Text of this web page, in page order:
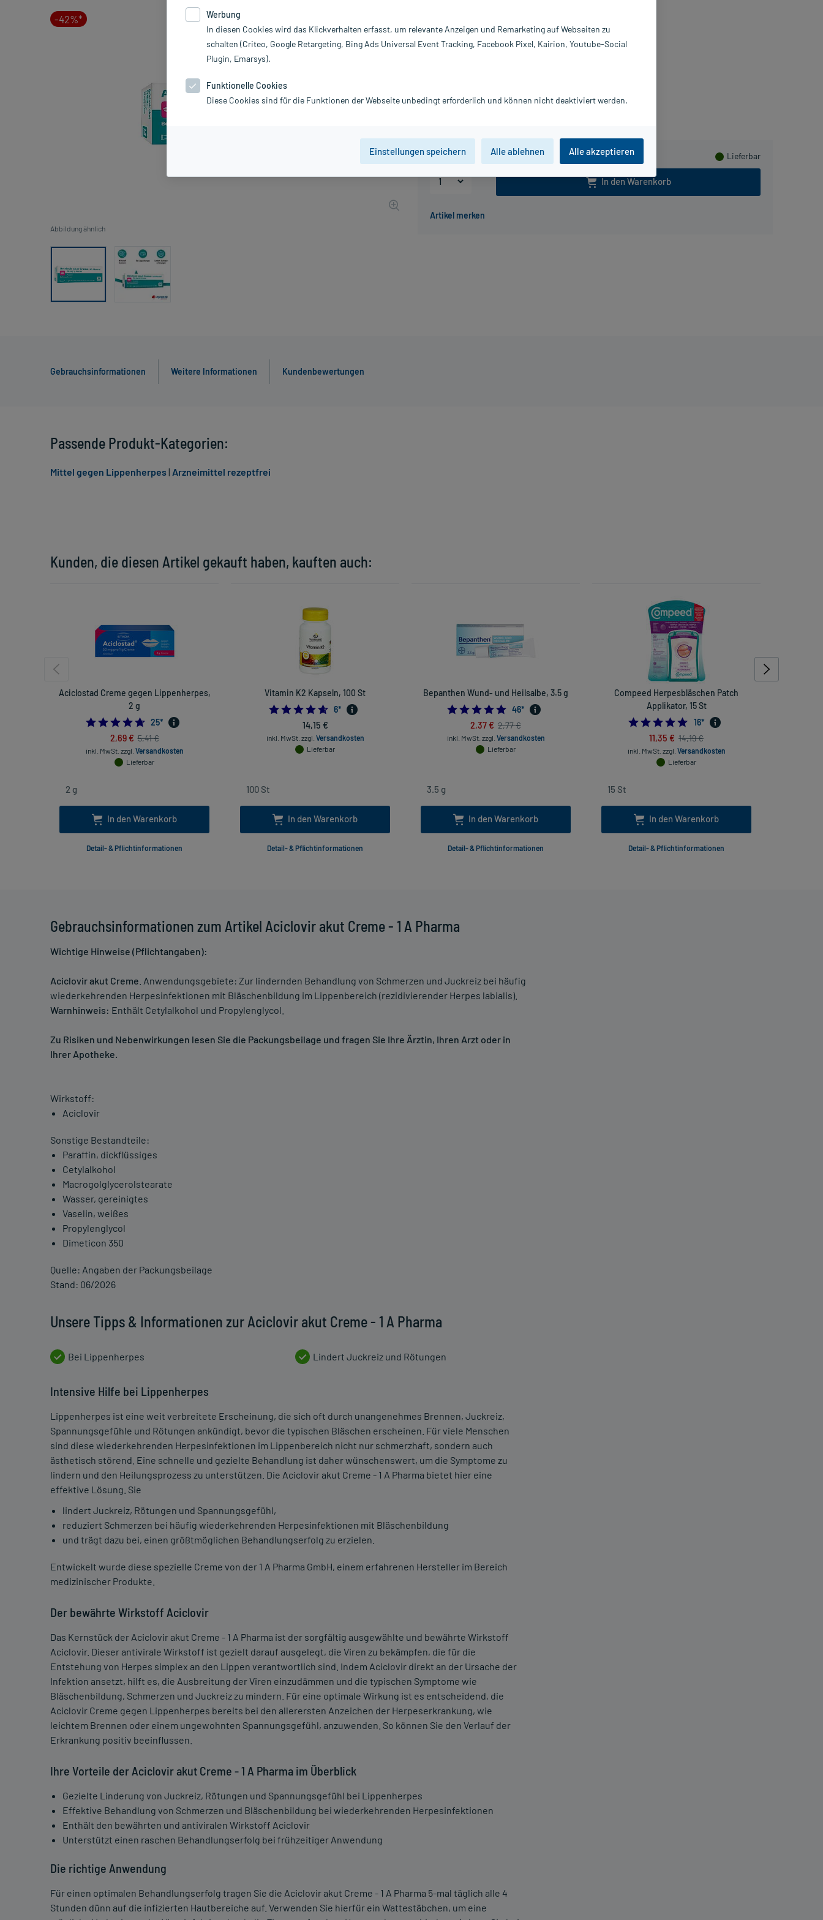
-42%*
Abbildung ähnlich
2,95 €
Lieferbar
In den Warenkorb
Inhalt:
2 g
PZN:
01664245
Gebrauchsinformationen Weitere Informationen Kundenbewertungen
Gebrauchsinformationen zum Artikel Aciclovir akut Creme - 1 A Pharma
Wichtige Hinweise (Pflichtangaben):
Aciclovir akut Creme . Anwendungsgebiete: Zur lindernden Behandlung von Schmerzen und Juckreiz bei häufig
wiederkehrenden Herpesinfektionen mit Bläschenbildung im Lippenbereich (rezidivierender Herpes labialis).
Warnhinweis: Enthält Cetylalkohol und Propylenglycol.
Zu Risiken und Nebenwirkungen lesen Sie die Packungsbeilage und fragen Sie Ihre Ärztin, Ihren Arzt oder in
Ihrer Apotheke.
Wirkstoff:
Aciclovir
Sonstige Bestandteile:
Paraffin, dickflüssiges
Cetylalkohol
Macrogolglycerolstearate
Wasser, gereinigtes
Vaselin, weißes
Propylenglycol
Dimeticon 350
Quelle: Angaben der Packungsbeilage
Stand: 06/2026
Unsere Tipps & Informationen zur Aciclovir akut Creme - 1 A Pharma
Bei Lippenherpes Lindert Juckreiz und Rötungen
Intensive Hilfe bei Lippenherpes
Lippenherpes ist eine weit verbreitete Erscheinung, die sich oft durch unangenehmes Brennen, Juckreiz,
Spannungsgefühle und Rötungen ankündigt, bevor die typischen Bläschen erscheinen. Für viele Menschen
sind diese wiederkehrenden Herpesinfektionen im Lippenbereich nicht nur schmerzhaft, sondern auch
ästhetisch störend. Eine schnelle und gezielte Behandlung ist daher wünschenswert, um die Symptome zu
lindern und den Heilungsprozess zu unterstützen. Die Aciclovir akut Creme - 1 A Pharma bietet hier eine
effektive Lösung. Sie
lindert Juckreiz, Rötungen und Spannungsgefühl,
reduziert Schmerzen bei häufig wiederkehrenden Herpesinfektionen mit Bläschenbildung
und trägt dazu bei, einen größtmöglichen Behandlungserfolg zu erzielen.
Entwickelt wurde diese spezielle Creme von der 1 A Pharma GmbH, einem erfahrenen Hersteller im Bereich
medizinischer Produkte.
Der bewährte Wirkstoff Aciclovir
Das Kernstück der Aciclovir akut Creme - 1 A Pharma ist der sorgfältig ausgewählte und bewährte Wirkstoff
Aciclovir. Dieser antivirale Wirkstoff ist gezielt darauf ausgelegt, die Viren zu bekämpfen, die für die
Entstehung von Herpes simplex an den Lippen verantwortlich sind. Indem Aciclovir direkt an der Ursache der
Infektion ansetzt, hilft es, die Ausbreitung der Viren einzudämmen und die typischen Symptome wie
Bläschenbildung, Schmerzen und Juckreiz zu mindern. Für eine optimale Wirkung ist es entscheidend, die
Aciclovir Creme gegen Lippenherpes bereits bei den allerersten Anzeichen der Herpeserkrankung, wie
leichtem Brennen oder einem ungewohnten Spannungsgefühl, anzuwenden. So können Sie den Verlauf der
Erkrankung positiv beeinflussen.
Ihre Vorteile der Aciclovir akut Creme - 1 A Pharma im Überblick
Gezielte Linderung von Juckreiz, Rötungen und Spannungsgefühl bei Lippenherpes
Effektive Behandlung von Schmerzen und Bläschenbildung bei wiederkehrenden Herpesinfektionen
Enthält den bewährten und antiviralen Wirkstoff Aciclovir
Unterstützt einen raschen Behandlungserfolg bei frühzeitiger Anwendung
Die richtige Anwendung
Für einen optimalen Behandlungserfolg tragen Sie die Aciclovir akut Creme - 1 A Pharma 5-mal täglich alle 4
Stunden dünn auf die infizierten Hautbereiche auf. Verwenden Sie hierfür ein Wattestäbchen, um eine
Kunden, die diesen Artikel gekauft haben, kauften auch:
Aciclostad Creme gegen Lippenherpes,
2 g
4.68
25*
2,69 € 5,41 €
inkl. MwSt. zzgl. Versandkosten
Lieferbar
In den Warenkorb
Detail- & Pflichtinformationen
Vitamin K2 Kapseln, 100 St
4.666666666666667
6*
14,15 €
inkl. MwSt. zzgl. Versandkosten
Lieferbar
In den Warenkorb
Detail- & Pflichtinformationen
Bepanthen Wund- und Heilsalbe, 3.5 g
5.0
46*
2,37 € 2,77 €
inkl. MwSt. zzgl. Versandkosten
Lieferbar
In den Warenkorb
Detail- & Pflichtinformationen
Compeed Herpesbläschen Patch
Applikator, 15 St
4.6875
16*
11,35 € 14,19 €
inkl. MwSt. zzgl. Versandkosten
Lieferbar
In den Warenkorb
Detail- & Pflichtinformationen
Passende Produkt-Kategorien:
Mittel gegen Lippenherpes| Arzneimittel rezeptfrei
Werbung
In diesen Cookies wird das Klickverhalten erfasst, um relevante Anzeigen und Remarketing auf Webseiten zu
schalten (Criteo, Google Retargeting, Bing Ads Universal Event Tracking, Facebook Pixel, Kairion, Youtube-Social
Plugin, Emarsys).
Funktionelle Cookies
Diese Cookies sind für die Funktionen der Webseite unbedingt erforderlich und können nicht deaktiviert werden.
Einstellungen speichern Alle ablehnen Alle akzeptieren